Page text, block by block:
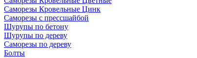
Саморезы Кровельные Цинк
Саморезы с прессшайбой
Шурупы по бетону
Шурупы по дереву
Саморезы по дереву
Болты